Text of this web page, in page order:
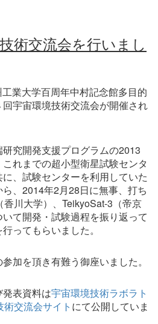
術交流会を行いまし
業大学百周年中村記念館多目的
宇宙環境技術交流会が開催され
究開発支援プログラムの2013
れまでの超小型衛星試験センタ
、試験センターを利用していた
、2014年2月28日に無事、打ち
川大学）、TeikyoSat-3（帝京
て開発・試験過程を振り返って
ってもらいました。
加を頂き有難う御座いました。
表資料は宇宙環境技術ラボラト
交流会サイト にて公開していま